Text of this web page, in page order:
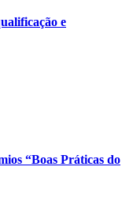
e
“Boas Práticas do